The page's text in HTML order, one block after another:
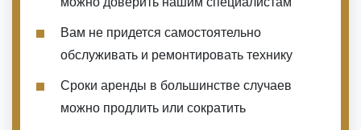
Вам не придется самостоятельно
обслуживать и ремонтировать технику
Сроки аренды в большинстве случаев
можно продлить или сократить